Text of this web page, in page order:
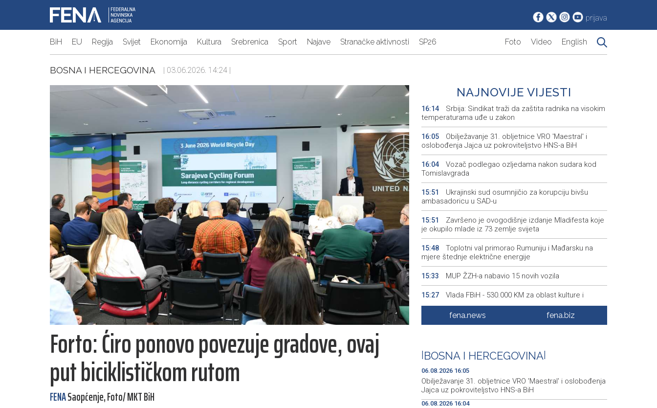
prijava
BiH EU Regija Svijet Ekonomija Kultura Srebrenica Sport Najave Stranačke aktivnosti SP26 Foto Video English
BOSNA I HERCEGOVINA | 03.06.2026. 14:24 |
Forto: Ćiro ponovo povezuje gradove, ovaj
put biciklističkom rutom
FENASaopćenje, Foto/ MKT BiH
NAJNOVIJE VIJESTI
16:14
Srbija: Sindikat traži da zaštita radnika na visokim
temperaturama uđe u zakon
16:05
Obilježavanje 31. obljetnice VRO 'Maestral' i
oslobođenja Jajca uz pokroviteljstvo HNS-a BiH
16:04
Vozač podlegao ozljedama nakon sudara kod
Tomislavgrada
15:51
Ukrajinski sud osumnjičio za korupciju bivšu
ambasadoricu u SAD-u
15:51
Završeno je ovogodišnje izdanje Mladifesta koje
je okupilo mlade iz 73 zemlje svijeta
15:48
Toplotni val primorao Rumuniju i Mađarsku na
mjere štednje električne energije
15:33 MUP ŽZH-a nabavio 15 novih vozila
15:27
Vlada FBiH - 530.000 KM za oblast kulture i
sporta, te vjerske institucije
ISPRAVKA - Vlada USK usvojila programe vrijedne
15:19
Foruma brčanske dijaspore u znaku globalnog
iskustva
fena.news fena.biz
BOSNA I HERCEGOVINA
06.08.2026 16:05
Obilježavanje 31. obljetnice VRO 'Maestral' i oslobođenja
Jajca uz pokroviteljstvo HNS-a BiH
06.08.2026 16:04